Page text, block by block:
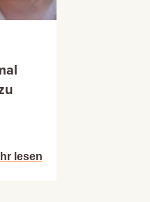
lesen